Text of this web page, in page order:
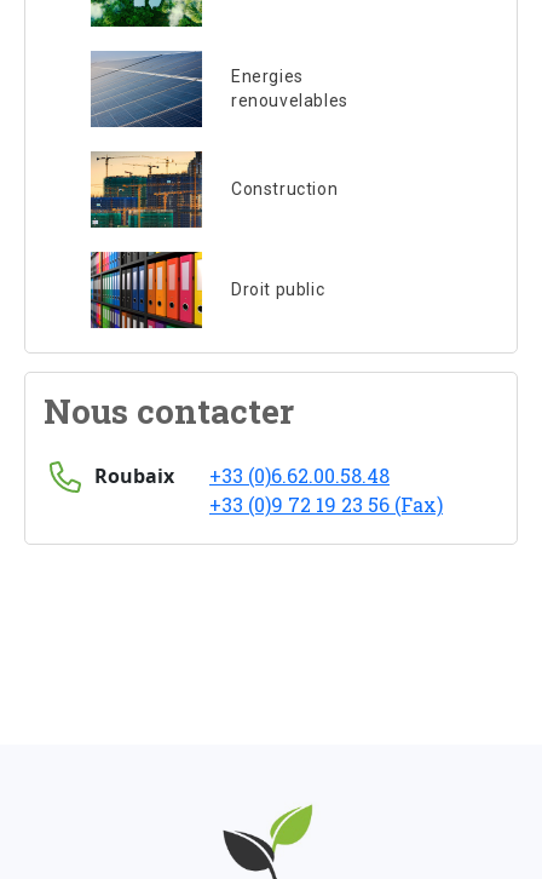
Energies
renouvelables
Construction
Droit public
Nous contacter
Roubaix
+33 (0)6.62.00.58.48
+33 (0)9 72 19 23 56 (Fax)